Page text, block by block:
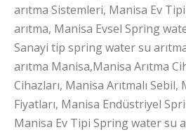
arıtma Sistemleri, Manisa Ev
arıtma, Manisa Evsel Spring
Sanayi tip spring water su
arıtma Manisa,Manisa Arıtma
Cihazları, Manisa Arıtmalı Sebil,
Fiyatları, Manisa Endüstriyel
Manisa Ev Tipi Spring water su